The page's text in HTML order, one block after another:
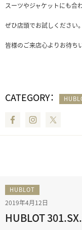
スーツやジャケットにも合
ぜひ店頭でお試しください。
皆様のご来店心よりお待ち
CATEGORY：
FacebookInstagram
HUBLOT
2019年4月12日
HUBLOT